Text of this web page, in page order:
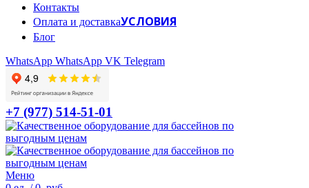
Контакты
Оплата и доставкаУСЛОВИЯ
Блог
WhatsApp WhatsApp VK Telegram
+7 (977) 514-51-01
Меню